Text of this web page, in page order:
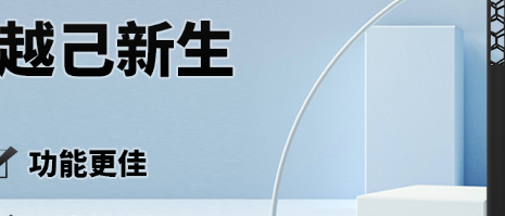
浏览量：2823 发布时间：2011-09-05 12:28:27
的岁月中，一定会出现。“人活世上，谁敢说自己一辈子没失眠
击，更容易失眠。失眠不是小事，但失眠也不可怕，通过适当的
，让我们集思广益来探讨一下如何治疗失眠。